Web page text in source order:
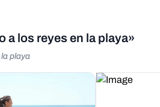
a los reyes en la playa»
playa